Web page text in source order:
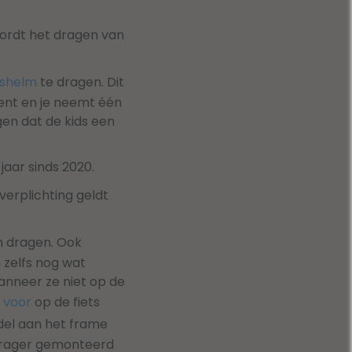
het dragen van
te dragen. Dit
en je neemt één
dat de kids een
sinds 2020.
geldt
dragen. Ook
nog wat
ze niet op de
op de fiets
aan het frame
gemonteerd